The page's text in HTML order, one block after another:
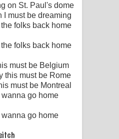
on St. Paul's dome
I must be dreaming
folks back home
folks back home
must be Belgium
this must be Rome
must be Montreal
wanna go home
wanna go home